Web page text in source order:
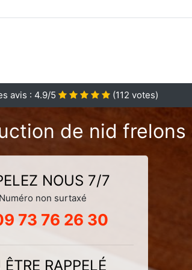
avis : 4.9/5 (112 votes)
de nid frelons
NOUS 7/7
Numéro non surtaxé
73 76 26 30
ÊTRE RAPPELÉ